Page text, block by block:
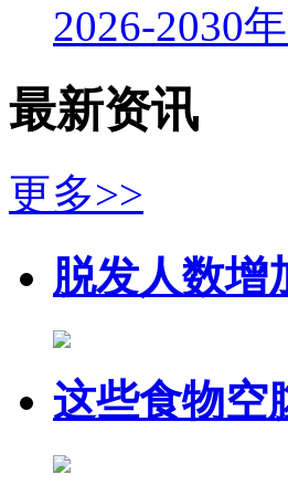
2026-2030
最新资讯
更多>>
脱发人数增
这些食物空